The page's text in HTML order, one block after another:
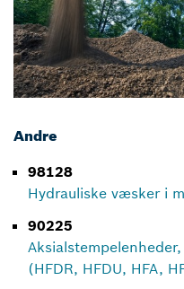
Andre
98128
Hydrauliske væsker i
90225
(HFDR, HFDU, HFA,